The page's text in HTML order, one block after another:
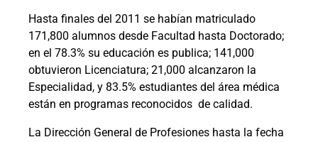
Hasta finales del 2011 se habían matriculado
171,800 alumnos desde Facultad hasta Doctorado;
en el 78.3% su educación es publica; 141,000
obtuvieron Licenciatura; 21,000 alcanzaron la
Especialidad, y 83.5% estudiantes del área médica
están en programas reconocidos de calidad.
La Dirección General de Profesiones hasta la fecha